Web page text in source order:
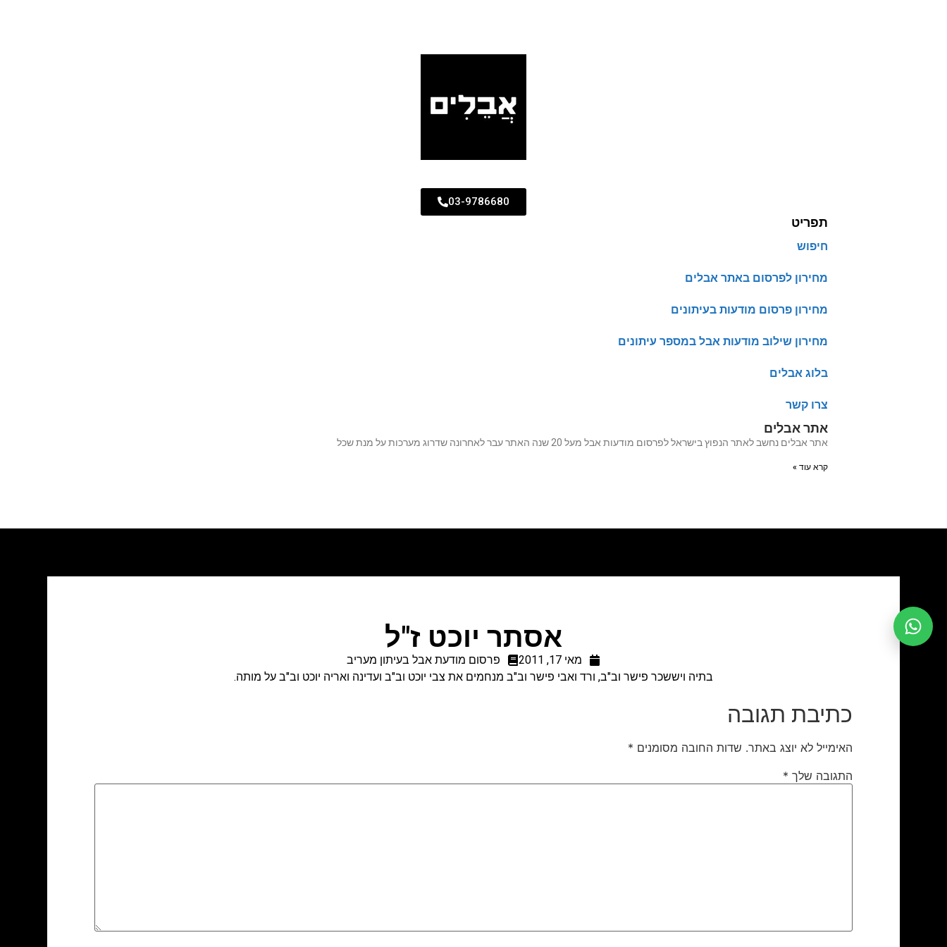
03-9786680
תפריט
חיפוש
מחירון לפרסום באתר אבלים
מחירון פרסום מודעות בעיתונים
מחירון שילוב מודעות אבל במספר עיתונים
בלוג אבלים
צרו קשר
אתר אבלים
אתר אבלים נחשב לאתר הנפוץ בישראל לפרסום מודעות אבל מעל 20 שנה האתר עבר לאחרונה שדרוג מערכות על מנת שכל
קרא עוד »
אסתר יוכט ז"ל
מאי 17, 2011
פרסום מודעת אבל בעיתון מעריב
בתיה ויששכר פישר וב"ב, ורד ואבי פישר וב"ב מנחמים את צבי יוכט וב"ב ועדינה ואריה יוכט וב"ב על מותה.
כתיבת תגובה
האימייל לא יוצג באתר. שדות החובה מסומנים *
התגובה שלך *